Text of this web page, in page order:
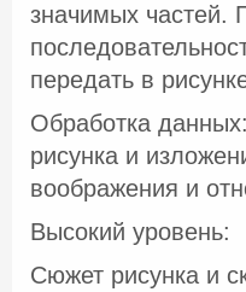
значимых частей.
передать в
Обработка
рисунка и
воображения и
Высокий уровень:
Сюжет рисунка и